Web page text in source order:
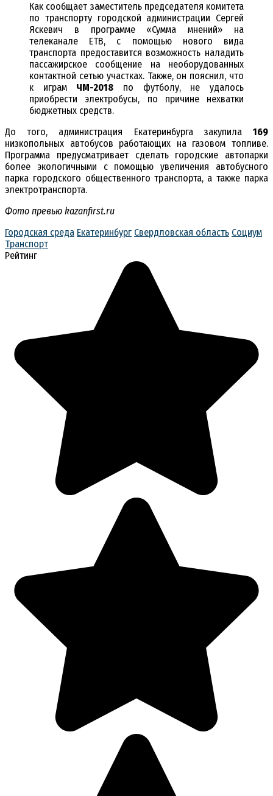
Как сообщает заместитель председателя комитета
по транспорту городской администрации Сергей
Яскевич в программе «Сумма мнений» на
телеканале ЕТВ, с помощью нового вида
транспорта предоставится возможность наладить
пассажирское сообщение на необорудованных
контактной сетью участках. Также, он пояснил, что
к играм ЧМ-2018 по футболу, не удалось
приобрести электробусы, по причине нехватки
бюджетных средств.
До того, администрация Екатеринбурга закупила 169
низкопольных автобусов работающих на газовом топливе.
Программа предусматривает сделать городские автопарки
более экологичными с помощью увеличения автобусного
парка городского общественного транспорта, а также парка
электротранспорта.
Фото превью kazanfirst.ru
Городская среда Екатеринбург Свердловская область Социум
Транспорт
Рейтинг